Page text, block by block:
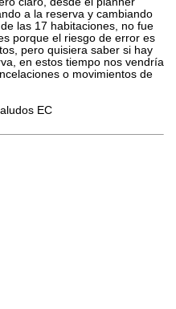
a la reserva y cambiando
las 17 habitaciones, no fue
porque el riesgo de error es
pero quisiera saber si hay
en estos tiempo nos vendría
o movimientos de
EC